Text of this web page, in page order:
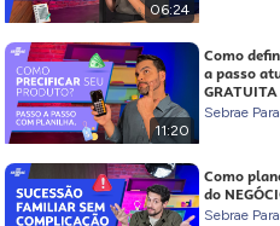
06:24
11:20
Como
a passo
GRATUITA
Sebrae
Como
do
Sebrae